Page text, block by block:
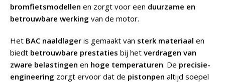
bromfietsmodellen en zorgt voor een duurzame en
betrouwbare werking van de motor.
Het BAC naaldlager is gemaakt van sterk materiaal en
biedt betrouwbare prestaties bij het verdragen van
zware belastingen en hoge temperaturen. De precisie-
engineering zorgt ervoor dat de pistonpen altijd soepel